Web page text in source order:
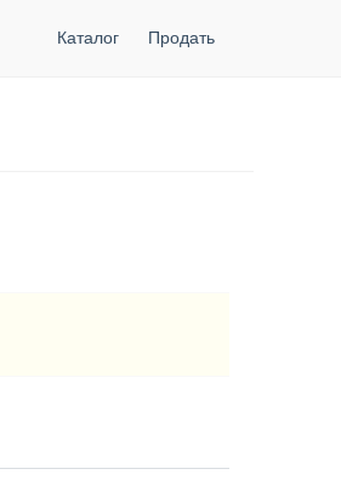
Каталог Продать